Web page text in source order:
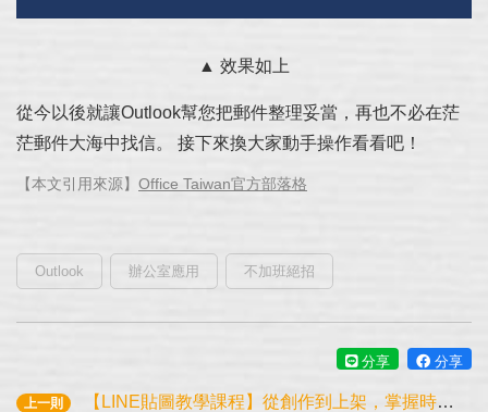
▲ 效果如上
從今以後就讓Outlook幫您把郵件整理妥當，再也不必在茫
茫郵件大海中找信。 接下來換大家動手操作看看吧！
【本文引用來源】 Office Taiwan官方部落格
Outlook 辦公室應用 不加班絕招
上一則 【LINE貼圖教學課程】從創作到上架，掌握時下最夯的技能！輕鬆創作自己獨一無二的貼圖吧！
分享
分享